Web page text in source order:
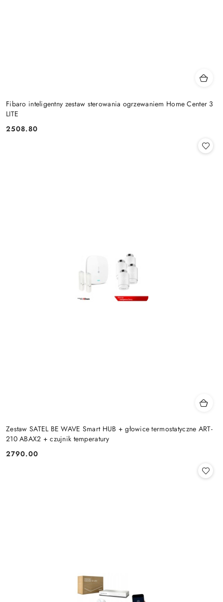
Fibaro inteligentny zestaw sterowania ogrzewaniem Home Center 3
LITE
Cena:
2508.80
Zestaw SATEL BE WAVE Smart HUB + głowice termostatyczne ART-
210 ABAX2 + czujnik temperatury
Cena:
2790.00